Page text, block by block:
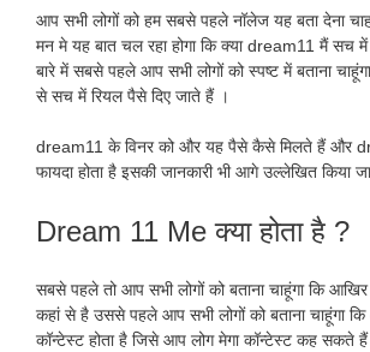
आप सभी लोगों को हम सबसे पहले नॉलेज यह बता देना
मन मे यह बात चल रहा होगा कि क्या dream11 मैं सच
बारे में सबसे पहले आप सभी लोगों को स्पष्ट में बताना
से सच में रियल पैसे दिए जाते हैं ।
dream11 के विनर को और यह पैसे कैसे मिलते हैं और
फायदा होता है इसकी जानकारी भी आगे उल्लेखित किया
Dream 11 Me क्या होता है ?
सबसे पहले तो आप सभी लोगों को बताना चाहूंगा कि
कहां से है उससे पहले आप सभी लोगों को बताना चाहूंगा
कॉन्टेस्ट होता है जिसे आप लोग मेगा कॉन्टेस्ट कह सकते